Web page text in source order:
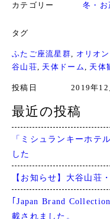
カテゴリー 冬・お
タグ
ふたご座流星群, オリオ
谷山荘, 天体ドーム, 天体
投稿日 2019年12
最近の投稿
「ミシュランキーホテ
した
【お知らせ】大谷山荘
｢Japan Brand
載されました。